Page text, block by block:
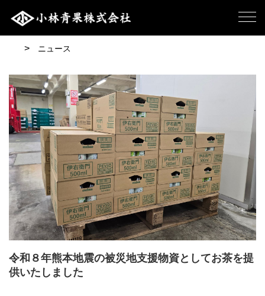
ニュース
令和８年熊本地震の被災地支援物資としてお茶を提
供いたしました